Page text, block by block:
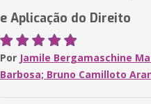
e Aplicação do Direito
Por Jamile Bergamaschine
Barbosa; Bruno Camilloto